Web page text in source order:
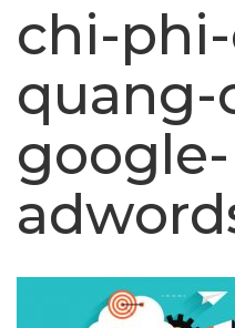
chi-
quang-
google-